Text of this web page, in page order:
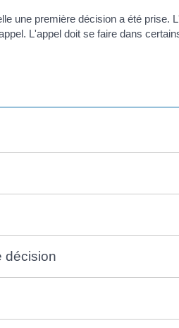
une première décision a été
L'appel doit se faire dans
décision